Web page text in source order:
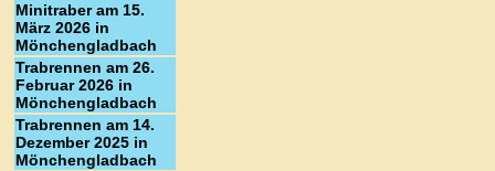
Minitraber am 15.
März 2026 in
Mönchengladbach
Trabrennen am 26.
Februar 2026 in
Mönchengladbach
Trabrennen am 14.
Dezember 2025 in
Mönchengladbach